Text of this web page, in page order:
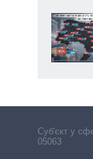
Cуб'єкт у
05063